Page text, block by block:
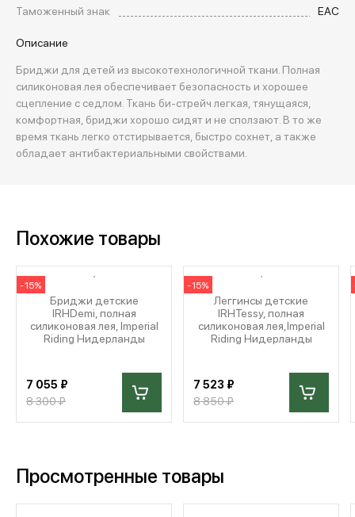
Таможенный знак
EAC
Описание
Бриджи для детей из высокотехнологичной ткани. Полная
силиконовая лея обеспечивает безопасность и хорошее
сцепление с седлом. Ткань би-стрейч легкая, тянущаяся,
комфортная, бриджи хорошо сидят и не сползают. В то же
время ткань легко отстирывается, быстро сохнет, а также
обладает антибактериальными свойствами.
Похожие товары
-15%
Бриджи детские
IRHDemi, полная
силиконовая лея, Imperial
Riding Нидерланды
7 055 ₽
8 300 ₽
-15%
Леггинсы детские
IRHTessy, полная
силиконовая лея,Imperial
Riding Нидерланды
7 523 ₽
8 850 ₽
Просмотренные товары